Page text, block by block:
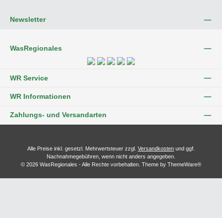
Newsletter
WasRegionales
WR Service
WR Informationen
Zahlungs- und Versandarten
Alle Preise inkl. gesetzl. Mehrwertsteuer zzgl. Versandkosten und ggf.
Nachnahmegebühren, wenn nicht anders angegeben.
© 2026 WasRegionales - Alle Rechte vorbehalten. Theme by ThemeWare®